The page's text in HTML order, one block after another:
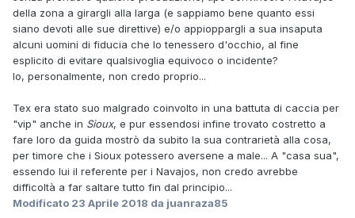
piena di tesori e opere d'arte, distrutta con petrolio,
dinamite e frecce incendiarie (ma non temete, lui se la cava
con un bernoccolo sul cranio).
Inoltre l'astuzia di Tiger che "convince" un avvocato a
tradire e denunciare il padrone, strani cowboy in cui
possiamo riconoscere, travestiti, giubbe rosse, rurales,
contabile, uno strano portaiella alto, magro e vestito di nero.
Vedremo Carson nelle vesti di un elegante signore
leggermente dinamitardo e un tizio con una folta barba nera
tipo ma-dove-ho-già-visto-costui.
Come andrà a finire?
Ma naturalmente nel migliore dei modi.
Quando il generale Davis si renderà conto di essere stato
della zona a girargli alla larga (e sappiamo bene quanto essi
siano devoti alle sue direttive) e/o appioppargli a sua insaputa
alcuni uomini di fiducia che lo tenessero d'occhio, al fine
esplicito di evitare qualsivoglia equivoco o incidente?
Io, personalmente, non credo proprio...
Tex era stato suo malgrado coinvolto in una battuta di caccia per
"vip" anche in Sioux, e pur essendosi infine trovato costretto a
fare loro da guida mostrò da subito la sua contrarietà alla cosa,
per timore che i Sioux potessero aversene a male... A "casa sua",
essendo lui il referente per i Navajos, non credo avrebbe
difficoltà a far saltare tutto fin dal principio...
Modificato 23 Aprile 2018 da juanraza85